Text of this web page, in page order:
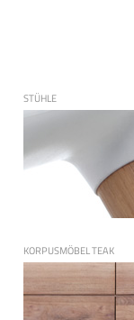
STÜHLE
KORPUSMÖBEL TEAK